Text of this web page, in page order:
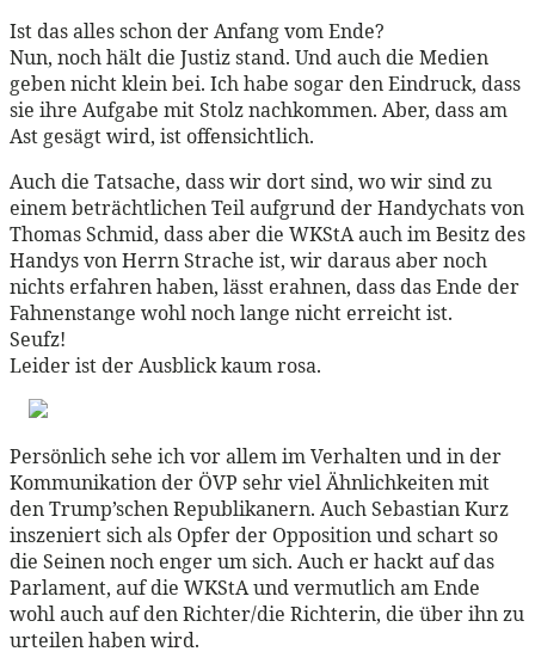
Ist das alles schon der Anfang vom Ende?
Nun, noch hält die Justiz stand. Und auch die Medien
geben nicht klein bei. Ich habe sogar den Eindruck, dass
sie ihre Aufgabe mit Stolz nachkommen. Aber, dass am
Ast gesägt wird, ist offensichtlich.
Auch die Tatsache, dass wir dort sind, wo wir sind zu
einem beträchtlichen Teil aufgrund der Handychats von
Thomas Schmid, dass aber die WKStA auch im Besitz des
Handys von Herrn Strache ist, wir daraus aber noch
nichts erfahren haben, lässt erahnen, dass das Ende der
Fahnenstange wohl noch lange nicht erreicht ist.
Seufz!
Leider ist der Ausblick kaum rosa.
Persönlich sehe ich vor allem im Verhalten und in der
Kommunikation der ÖVP sehr viel Ähnlichkeiten mit
den Trump’schen Republikanern. Auch Sebastian Kurz
inszeniert sich als Opfer der Opposition und schart so
die Seinen noch enger um sich. Auch er hackt auf das
Parlament, auf die WKStA und vermutlich am Ende
wohl auch auf den Richter/die Richterin, die über ihn zu
urteilen haben wird.